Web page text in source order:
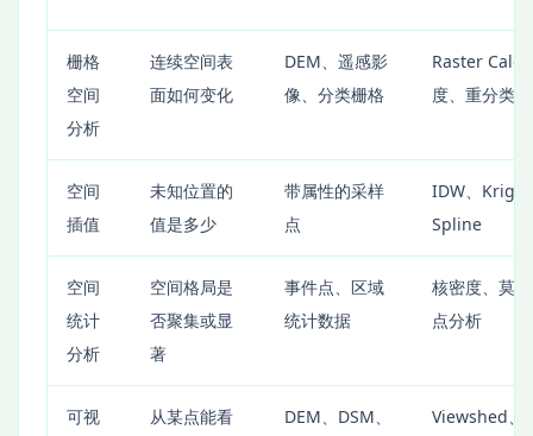
栅格
空间
分析
连续空间表
面如何变化
DEM、遥感影
像、分类栅格
Raster
度、重分类
空间
插值
未知位置的
值是多少
带属性的采样
点
IDW、
Spline
空间
统计
分析
空间格局是
否聚集或显
著
事件点、区域
统计数据
核密度、莫
点分析
可视
从某点能看
DEM、DSM、
Viewshed、